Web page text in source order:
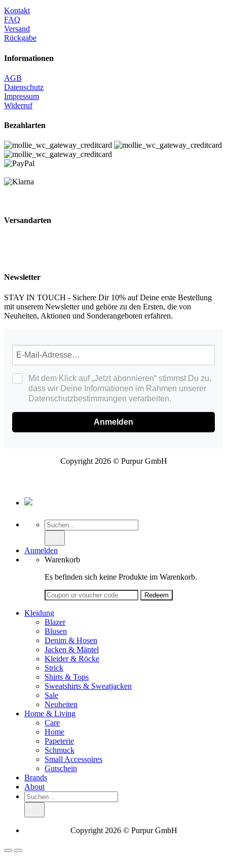
Kontakt
FAQ
Versand
Rückgabe
Informationen
AGB
Datenschutz
Impressum
Widerruf
Bezahlarten
Versandarten
Newsletter
STAY IN TOUCH - Sichere Dir 10% auf Deine erste Bestellung
mit unserem Newsletter und gehöre zu den Ersten, die von
Neuheiten, Aktionen und Sonderangeboten erfahren.
Mit dem Klick auf „Jetzt abonnieren“ stimmst Du zu,
dass wir Deine Informationen im Rahmen unserer
Datenschutzbestimmungen verarbeiten.
Anmelden
Copyright 2026 © Purpur GmbH
Suche
nach:
Anmelden
Warenkorb
Es befinden sich keine Produkte im Warenkorb.
Kleidung
Blazer
Blusen
Denim & Hosen
Jacken & Mäntel
Kleider & Röcke
Strick
Shirts & Tops
Sweatshirts & Sweatjacken
Sale
Neuheiten
Home & Living
Care
Home
Papeterie
Schmuck
Small Accessoires
Gutschein
Brands
About
Suche
nach:
Copyright 2026 © Purpur GmbH